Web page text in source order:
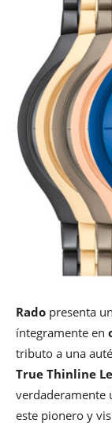
Rado presenta
íntegramente en
tributo a una
True Thinline
verdaderamente
este pionero y